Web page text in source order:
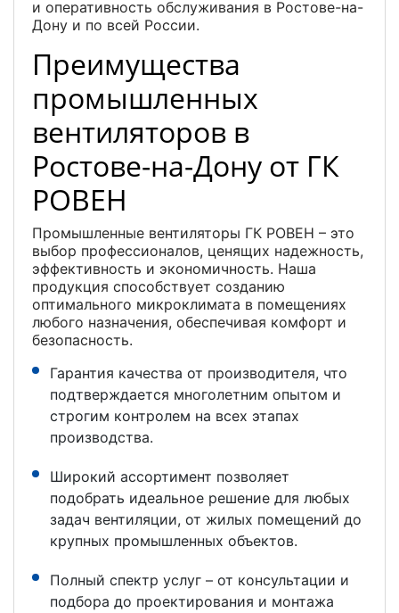
и оперативность обслуживания в Ростове-на-
Дону и по всей России.
Преимущества
промышленных
вентиляторов в
Ростове-на-Дону от ГК
РОВЕН
Промышленные вентиляторы ГК РОВЕН – это
выбор профессионалов, ценящих надежность,
эффективность и экономичность. Наша
продукция способствует созданию
оптимального микроклимата в помещениях
любого назначения, обеспечивая комфорт и
безопасность.
Гарантия качества от производителя, что
подтверждается многолетним опытом и
строгим контролем на всех этапах
производства.
Широкий ассортимент позволяет
подобрать идеальное решение для любых
задач вентиляции, от жилых помещений до
крупных промышленных объектов.
Полный спектр услуг – от консультации и
подбора до проектирования и монтажа